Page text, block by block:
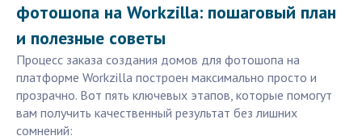
фотошопа на Workzilla: пошаговый план
и полезные советы
Процесс заказа создания домов для фотошопа на
платформе Workzilla построен максимально просто и
прозрачно. Вот пять ключевых этапов, которые помогут
вам получить качественный результат без лишних
сомнений: